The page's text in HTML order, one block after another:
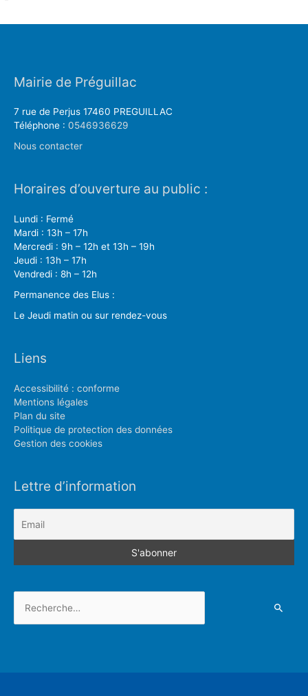
Mairie de Préguillac
7 rue de Perjus 17460 PREGUILLAC
Téléphone : 0546936629
Nous contacter
Horaires d’ouverture au public :
Lundi : Fermé
Mardi : 13h – 17h
Mercredi : 9h – 12h et 13h – 19h
Jeudi : 13h – 17h
Vendredi : 8h – 12h
Permanence des Elus :
Le Jeudi matin ou sur rendez-vous
Liens
Accessibilité : conforme
Mentions légales
Plan du site
Politique de protection des données
Gestion des cookies
Lettre d’information